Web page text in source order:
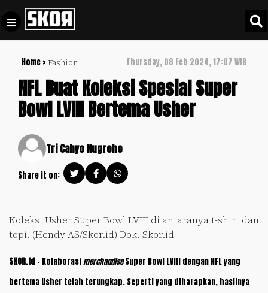
Home > Fashion Thursday, 08 Feb 2024, 17:07 WIB
NFL Buat Koleksi Spesial Super
Bowl LVIII Bertema Usher
Tri Cahyo Nugroho
Share it on:
Koleksi Usher Super Bowl LVIII di antaranya t-shirt dan
topi. (Hendy AS/Skor.id) Dok. Skor.id
SKOR.id – KolaborasimerchandiseSuper Bowl LVIII dengan NFL yang
bertema Usher telah terungkap. Seperti yang diharapkan, hasilnya
Football +
Culture +
Sports
Update
+
SKOR
SPECIAL
Video
Policy
Pedoman
Media
Siber
Disclaimer